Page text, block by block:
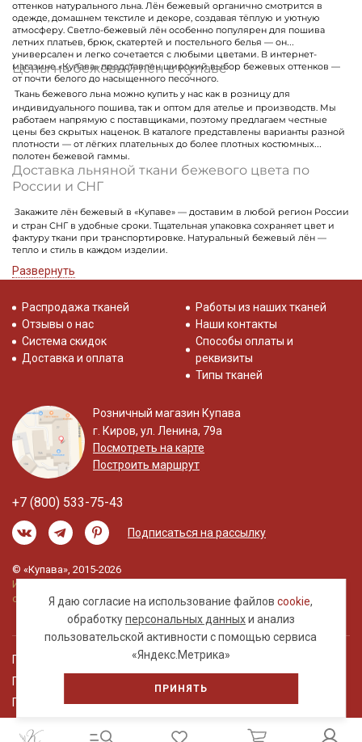
оттенков натурального льна. Лён бежевый органично смотрится в
одежде, домашнем текстиле и декоре, создавая тёплую и уютную
атмосферу. Светло-бежевый лён особенно популярен для пошива
летних платьев, брюк, скатертей и постельного белья — он
универсален и легко сочетается с любыми цветами. В интернет-
магазине «Купава» представлен широкий выбор бежевых оттенков —
от почти белого до насыщенного песочного.
Цены на бежевый лён в Купаве
Ткань бежевого льна можно купить у нас как в розницу для
индивидуального пошива, так и оптом для ателье и производств. Мы
работаем напрямую с поставщиками, поэтому предлагаем честные
цены без скрытых наценок. В каталоге представлены варианты разной
плотности — от лёгких плательных до более плотных костюмных
полотен бежевой гаммы.
Доставка льняной ткани бежевого цвета по
России и СНГ
Закажите лён бежевый в «Купаве» — доставим в любой регион России
и стран СНГ в удобные сроки. Тщательная упаковка сохраняет цвет и
фактуру ткани при транспортировке. Натуральный бежевый лён —
тепло и стиль в каждом изделии.
Развернуть
Я даю согласие на использование файловcookie,
обработкуперсональных данныхи анализ
пользовательской активности с помощью сервиса
«Яндекс.Метрика»
ПРИНЯТЬ
Распродажа тканей
Отзывы о нас
Система скидок
Доставка и оплата
Работы из наших тканей
Наши контакты
Способы оплаты и
реквизиты
Типы тканей
Розничный магазин Купава
г. Киров, ул. Ленина, 79а
Посмотреть на карте
Построить маршрут
+7 (800) 533-75-43
Подписаться на рассылку
© «Купава», 2015-2026
Информация на сайте не является публичной
офертой.
Правовая информация
Политика обработки персональных данных
Пользовательское соглашение